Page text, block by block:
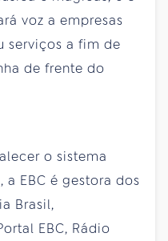
voz a empresas
serviços a fim de
de frente do
o sistema
EBC é gestora dos
Brasil,
EBC, Rádio